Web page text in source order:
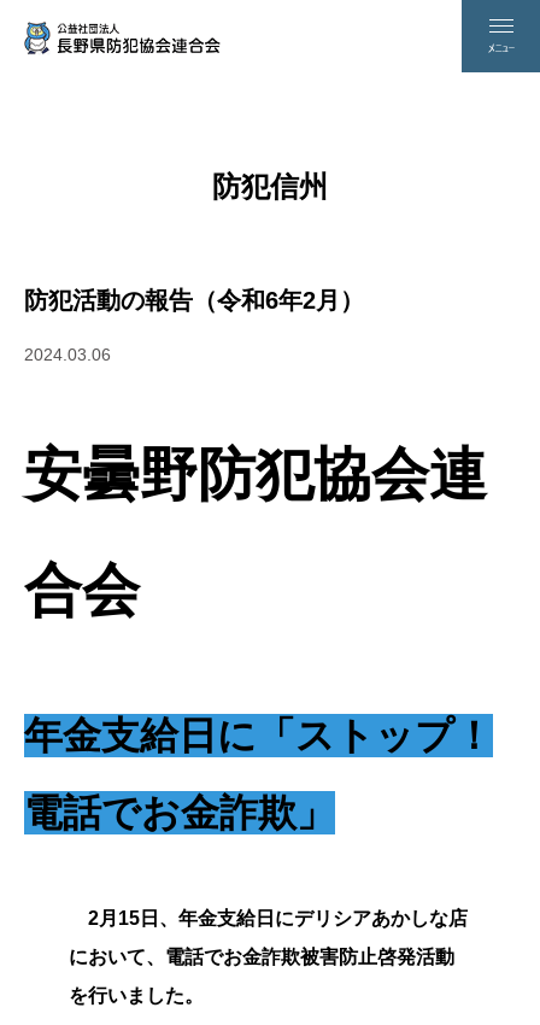
防犯信州
防犯活動の報告（令和6年2月）
2024.03.06
安曇野防犯協会連
合会
年金支給日に「ストップ！
電話でお金詐欺」
2月15日、年金支給日にデリシアあかしな店
において、電話でお金詐欺被害防止啓発活動
を行いました。